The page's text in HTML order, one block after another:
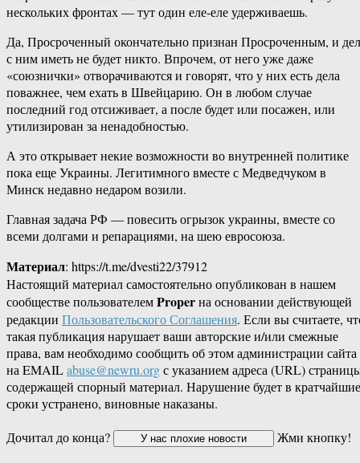
нескольких фронтах — тут один еле-еле удерживаешь.
Да, Просроченный окончательно признан Просроченным, и дел
с ним иметь не будет никто. Впрочем, от него уже даже
«союзнички» отворачиваются и говорят, что у них есть дела
поважнее, чем ехать в Швейцарию. Он в любом случае
последний год отсиживает, а после будет или посажен, или
утилизирован за ненадобностью.
А это открывает некие возможности во внутренней политике
пока еще Украины. Легитимного вместе с Медведчуком в
Минск недавно недаром возили.
Главная задача РФ — повесить огрызок украины, вместе со
всеми долгами и репарациями, на шею евросоюза.
Материал: https://t.me/dvesti22/37912
Настоящий материал самостоятельно опубликован в нашем
сообществе пользователемProperна основании действующей
редакции Пользовательского Соглашения. Если вы считаете,
такая публикация нарушает ваши авторские и/или смежные
права, вам необходимо сообщить об этом администрации сайта
на EMAILabuse@newru.orgс указанием адреса (URL)
содержащей спорный материал. Нарушение будет в кратчайшие
сроки устранено, виновные наказаны.
Дочитал до конца?
Жми кнопку!